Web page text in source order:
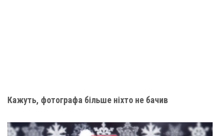
Кажуть, фотографа більше ніхто не бачив